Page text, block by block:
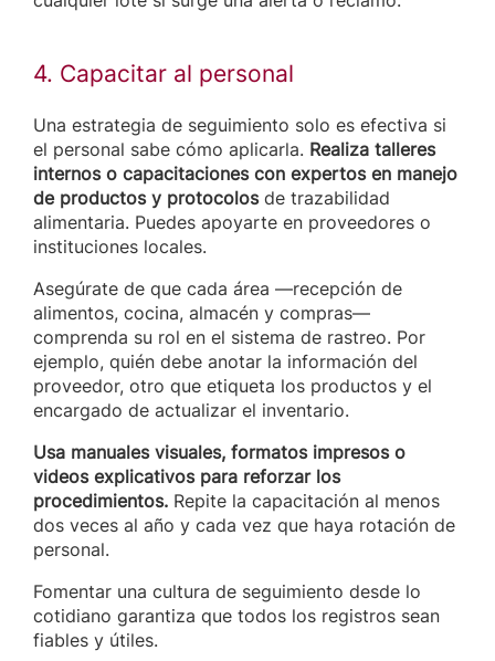
4. Capacitar al personal
Una estrategia de seguimiento solo es efectiva si
el personal sabe cómo aplicarla. Realiza talleres
internos o capacitaciones con expertos en manejo
de productos y protocolosde trazabilidad
alimentaria. Puedes apoyarte en proveedores o
instituciones locales.
Asegúrate de que cada área —recepción de
alimentos, cocina, almacén y compras—
comprenda su rol en el sistema de rastreo. Por
ejemplo, quién debe anotar la información del
proveedor, otro que etiqueta los productos y el
encargado de actualizar el inventario.
Usa manuales visuales, formatos impresos o
videos explicativos para reforzar los
procedimientos. Repite la capacitación al menos
dos veces al año y cada vez que haya rotación de
personal.
Fomentar una cultura de seguimiento desde lo
cotidiano garantiza que todos los registros sean
fiables y útiles.